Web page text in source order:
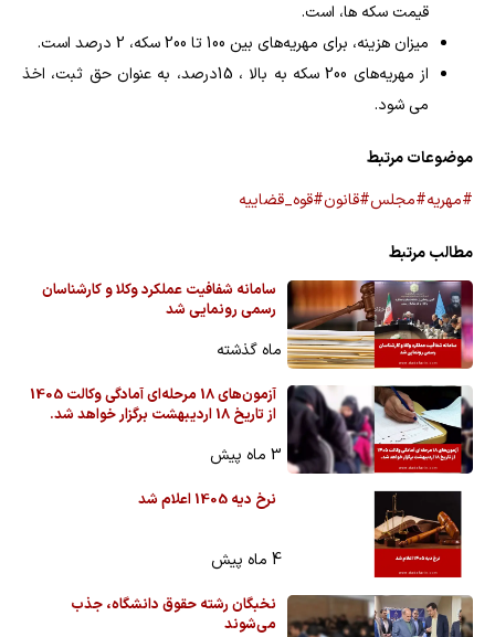
قیمت سکه ها، است.
میزان هزینه، برای مهریه‌های بین 100 تا 200 سکه، 2 درصد است.
از مهریه‌های 200 سکه به بالا ، 15درصد، به عنوان حق ثبت، اخذ
می‌ شود.
موضوعات مرتبط
#مهریه#مجلس#قانون#قوه_قضاییه
مطالب مرتبط
سامانه شفافیت عملکرد وکلا و کارشناسان
رسمی رونمایی شد
ماه گذشته
آزمون‌های 18 مرحله‌ای آمادگی وکالت 1405
از تاریخ 18 اردیبهشت برگزار خواهد شد.
3 ماه پیش
نرخ دیه 1405 اعلام شد
4 ماه پیش
نخبگان رشته حقوق دانشگاه، جذب
می‌شوند